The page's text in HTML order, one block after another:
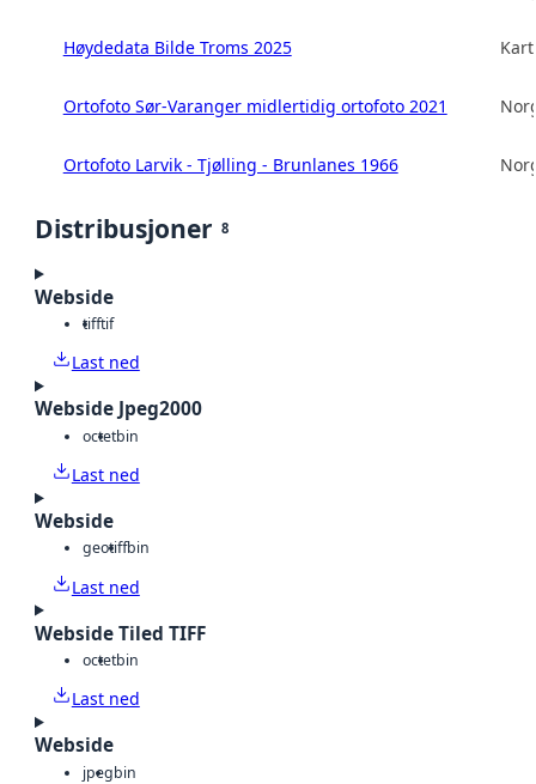
Høydedata Bilde Troms 2025
Ortofoto Sør-Varanger midlertidig ortofoto 2021
Ortofoto Larvik - Tjølling - Brunlanes 1966
Distribusjoner 8
Webside
tifftif
Last ned
Webside Jpeg2000
octetbin
Last ned
Webside
geotiffbin
Last ned
Webside Tiled TIFF
octetbin
Last ned
Webside
jpegbin